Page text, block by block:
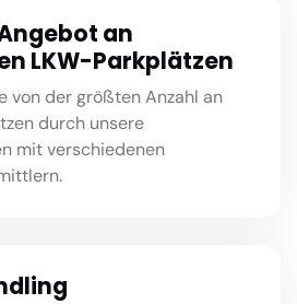
an
LKW-Parkplätzen
von der größten Anzahl an
durch unsere
mit verschiedenen